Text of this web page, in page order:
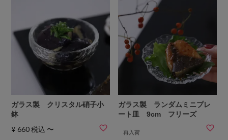
ガラス製 クリスタル硝子小
鉢
¥ 660 税込 〜
ガラス製 ランダムミニプレ
ート皿 9cm フリーズ
再入荷